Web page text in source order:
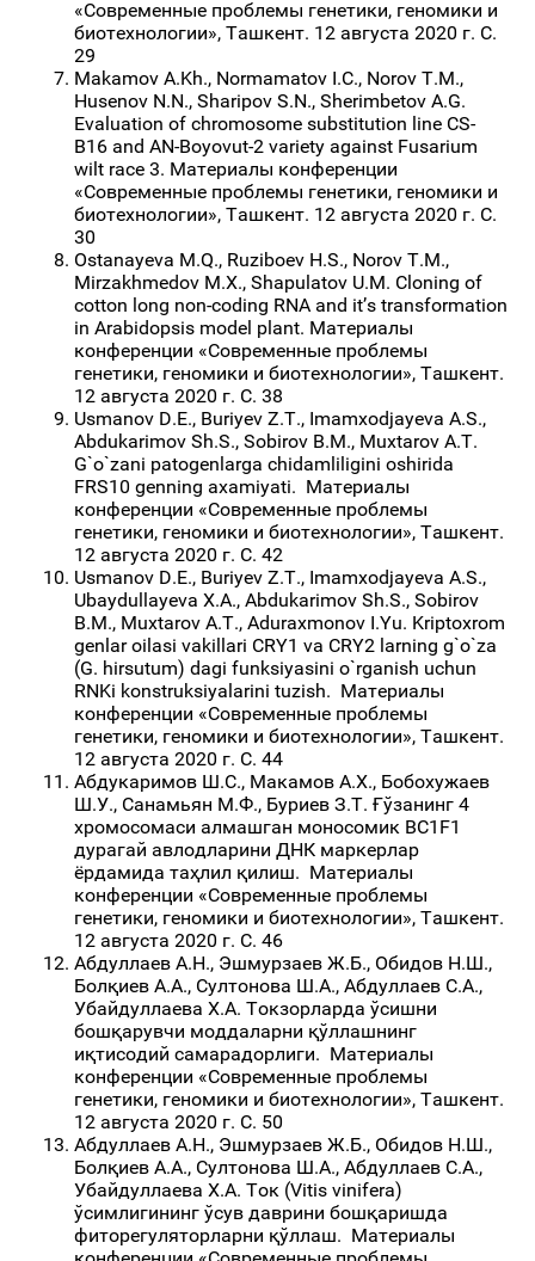
«Современные проблемы генетики, геномики и
биотехнологии», Ташкент. 12 августа 2020 г. С.
29
Makamov A.Kh., Normamatov I.C., Norov T.M.,
Husenov N.N., Sharipov S.N., Sherimbetov A.G.
Evaluation of chromosome substitution line CS-
B16 and AN-Boyovut-2 variety against Fusarium
wilt race 3. Материалы конференции
«Современные проблемы генетики, геномики и
биотехнологии», Ташкент. 12 августа 2020 г. С.
30
Ostanayeva M.Q., Ruziboev H.S., Norov T.M.,
Mirzakhmedov M.X., Shapulatov U.M. Cloning of
cotton long non-coding RNA and it’s transformation
in Arabidopsis model plant. Материалы
конференции «Современные проблемы
генетики, геномики и биотехнологии», Ташкент.
12 августа 2020 г. С. 38
Usmanov D.E., Buriyev Z.T., Imаmxodjayeva A.S.,
Abdukarimov Sh.S., Sobirov B.M., Muxtarov A.T.
G`o`zani patogenlarga chidamliligini oshirida
FRS10 genning axamiyati. Материалы
конференции «Современные проблемы
генетики, геномики и биотехнологии», Ташкент.
12 августа 2020 г. С. 42
Usmanov D.E., Buriyev Z.T., Imаmxodjayeva A.S.,
Ubaydullayeva X.A., Abdukarimov Sh.S., Sobirov
B.M., Muxtarov A.T., Aduraxmonov I.Yu. Kriptoxrom
genlar oilаsi vakillari CRY1 va CRY2 larning g`o`za
(G. hirsutum) dagi funksiyasini o`rganish uchun
RNKi konstruksiyalarini tuzish. Материалы
конференции «Современные проблемы
генетики, геномики и биотехнологии», Ташкент.
12 августа 2020 г. С. 44
Абдукаримов Ш.С., Макамов А.Х., Бобохужаев
Ш.У., Санамьян М.Ф., Буриев З.Т. Ғўзанинг 4
хромосомаси алмашган моносомик BC1F1
дурагай авлодларини ДНК маркерлар
ёрдамида таҳлил қилиш. Материалы
конференции «Современные проблемы
генетики, геномики и биотехнологии», Ташкент.
12 августа 2020 г. С. 46
Абдуллаев А.Н., Эшмурзаев Ж.Б., Обидов Н.Ш.,
Болқиев А.А., Султонова Ш.А., Абдуллаев С.А.,
Убайдуллаева Х.А. Токзорларда ўсишни
бошқарувчи моддаларни қўллашнинг
иқтисодий самарадорлиги. Материалы
конференции «Современные проблемы
генетики, геномики и биотехнологии», Ташкент.
12 августа 2020 г. С. 50
Абдуллаев А.Н., Эшмурзаев Ж.Б., Обидов Н.Ш.,
Болқиев А.А., Султонова Ш.А., Абдуллаев С.А.,
Убайдуллаева Х.А. Ток (Vitis vinifera)
ўсимлигининг ўсув даврини бошқаришда
фиторегуляторларни қўллаш. Материалы